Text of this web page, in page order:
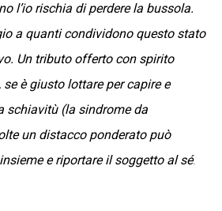
l’io rischia di perdere la bussola.
a quanti condividono questo stato
Un tributo offerto con spirito
è giusto lottare per capire e
schiavitù (la sindrome da
un distacco ponderato può
e riportare il soggetto al sé.